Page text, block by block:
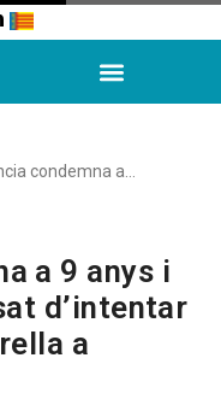
condemna a…
a 9 anys i
d’intentar
a